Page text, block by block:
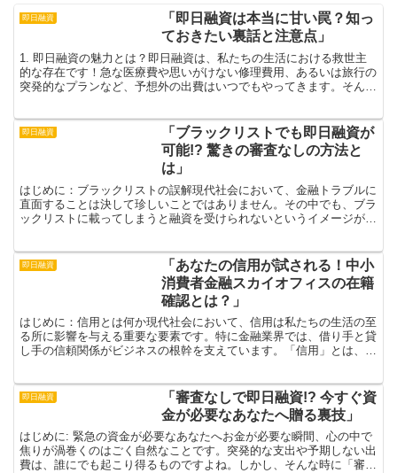
即日融資
「即日融資は本当に甘い罠？知っ
ておきたい裏話と注意点」
1. 即日融資の魅力とは？即日融資は、私たちの生活における救世主
的な存在です！急な医療費や思いがけない修理費用、あるいは旅行の
突発的なプランなど、予想外の出費はいつでもやってきます。そんな
即日融資
「ブラックリストでも即日融資が
可能!? 驚きの審査なしの方法と
は」
はじめに：ブラックリストの誤解現代社会において、金融トラブルに
直面することは決して珍しいことではありません。その中でも、ブラ
ックリストに載ってしまうと融資を受けられないというイメージが根
即日融資
「あなたの信用が試される！中小
消費者金融スカイオフィスの在籍
確認とは？」
はじめに：信用とは何か現代社会において、信用は私たちの生活の至
る所に影響を与える重要な要素です。特に金融業界では、借り手と貸
し手の信頼関係がビジネスの根幹を支えています。「信用」とは、他
即日融資
「審査なしで即日融資!? 今すぐ資
金が必要なあなたへ贈る裏技」
はじめに: 緊急の資金が必要なあなたへお金が必要な瞬間、心の中で
焦りが渦巻くのはごく自然なことです。突発的な支出や予期しない出
費は、誰にでも起こり得るものですよね。しかし、そんな時に「審査